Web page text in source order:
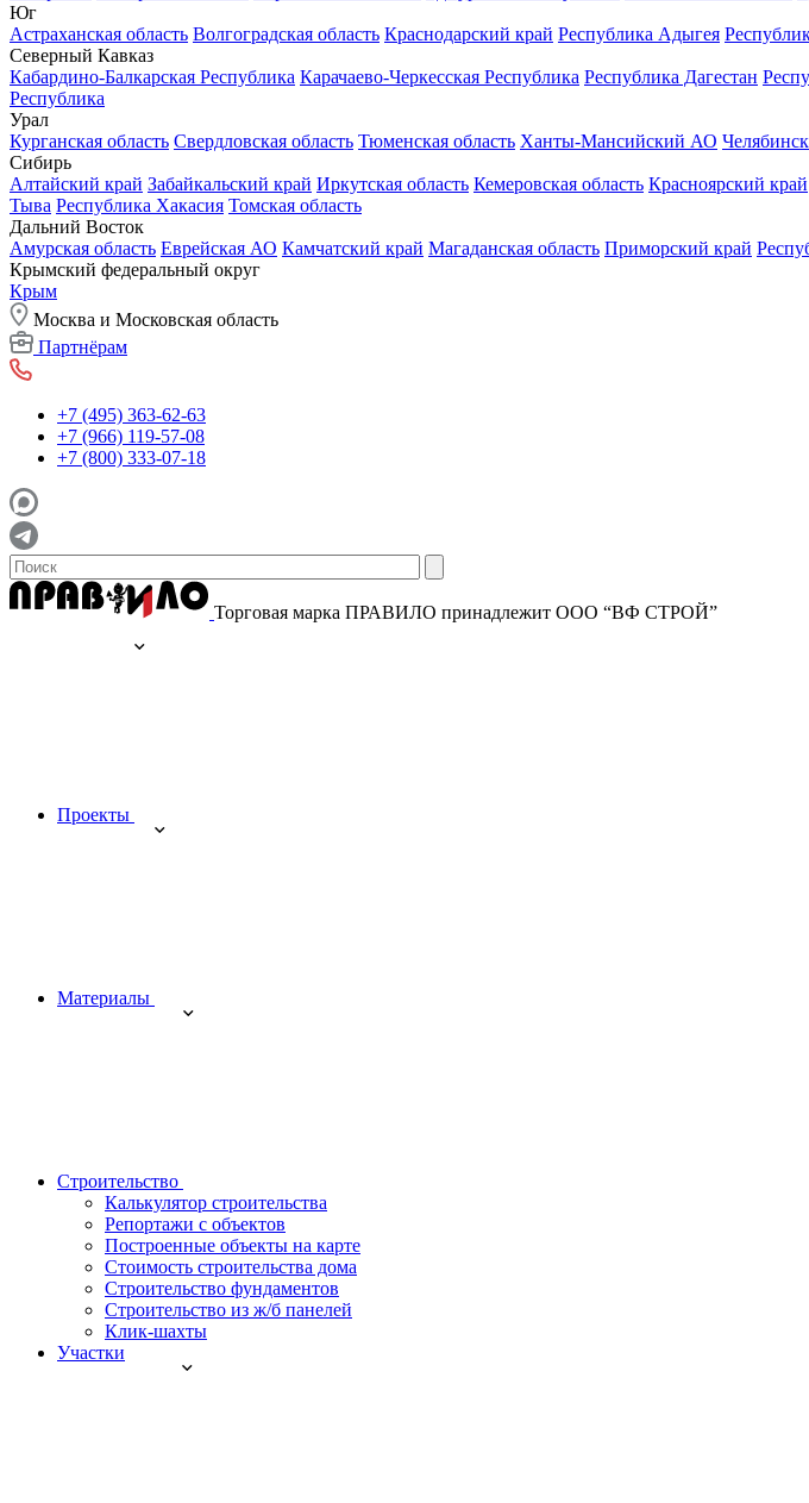
Юг
Астраханская область Волгоградская область Краснодарский край Республика Адыгея
Северный Кавказ
Кабардино-Балкарская Республика Карачаево-Черкесская Республика Республика Дагестан
Республика
Урал
Курганская область Свердловская область Тюменская область Ханты-Мансийский АО
Сибирь
Алтайский край Забайкальский край Иркутская область Кемеровская область Красноярский край
Тыва Республика Хакасия Томская область
Дальний Восток
Амурская область Еврейская АО Камчатский край Магаданская область Приморский край
Крымский федеральный округ
Крым
Москва и Московская область
Партнёрам
+7 (495) 363-62-63
+7 (966) 119-57-08
+7 (800) 333-07-18
Торговая марка ПРАВИЛО принадлежит ООО “ВФ СТРОЙ”
Проекты
Материалы
Строительство
Калькулятор строительства
Репортажи с объектов
Построенные объекты на карте
Стоимость строительства дома
Строительство фундаментов
Строительство из ж/б панелей
Клик-шахты
Участки